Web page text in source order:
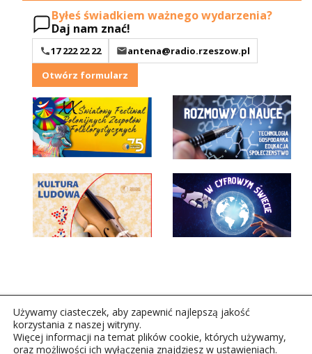
Byłeś świadkiem ważnego wydarzenia?
Daj nam znać!
17 222 22 22
antena@radio.rzeszow.pl
Otwórz formularz
Używamy ciasteczek, aby zapewnić najlepszą jakość
korzystania z naszej witryny.
Więcej informacji na temat plików cookie, których używamy,
oraz możliwości ich wyłączenia znajdziesz w ustawieniach.